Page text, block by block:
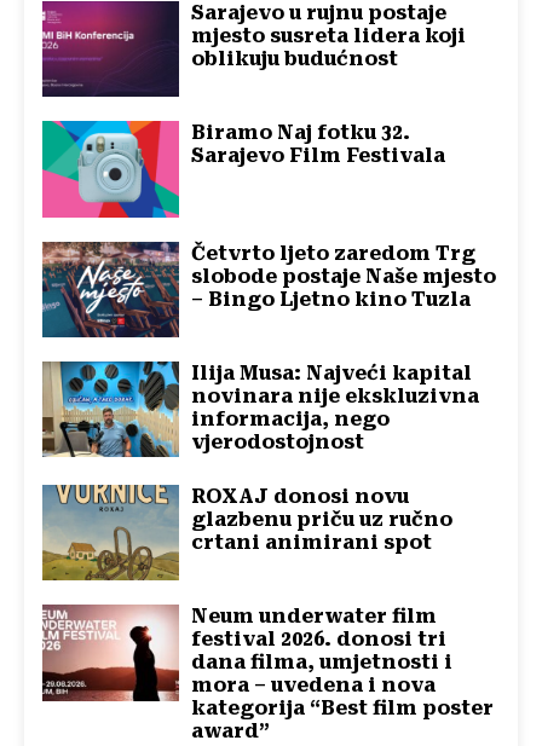
Sarajevo u rujnu postaje
mjesto susreta lidera koji
oblikuju budućnost
Biramo Naj fotku 32.
Sarajevo Film Festivala
Četvrto ljeto zaredom Trg
slobode postaje Naše mjesto
– Bingo Ljetno kino Tuzla
Ilija Musa: Najveći kapital
novinara nije ekskluzivna
informacija, nego
vjerodostojnost
ROXAJ donosi novu
glazbenu priču uz ručno
crtani animirani spot
Neum underwater film
festival 2026. donosi tri
dana filma, umjetnosti i
mora – uvedena i nova
kategorija “Best film poster
award”